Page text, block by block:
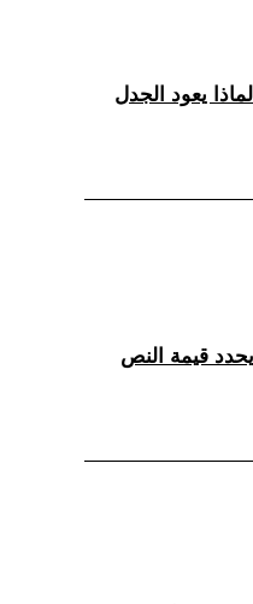
يعود الجدل
قيمة النص